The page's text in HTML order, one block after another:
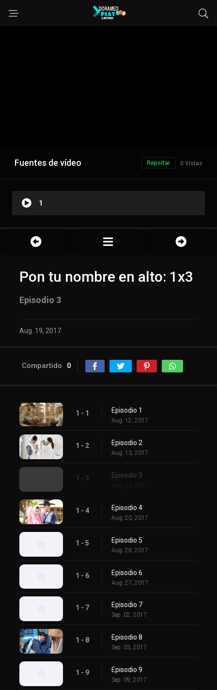
Fuentes de vídeo 0 Vistas
Reportar
1
Pon tu nombre en alto: 1x3
Episodio 3
Aug. 19, 2017
Compartido 0
1 - 1 Episodio 1
Aug. 12, 2017
1 - 2 Episodio 2
Aug. 13, 2017
1 - 3 Episodio 3
Aug. 19, 2017
1 - 4 Episodio 4
Aug. 20, 2017
1 - 5 Episodio 5
Aug. 26, 2017
1 - 6 Episodio 6
Aug. 27, 2017
1 - 7 Episodio 7
Sep. 02, 2017
1 - 8 Episodio 8
Sep. 03, 2017
1 - 9 Episodio 9
Sep. 09, 2017